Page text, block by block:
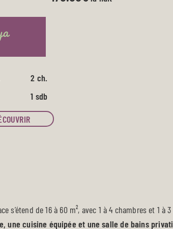
2 ch.
1 sdb
s’étend de 16 à 60 m², avec 1 à 4 chambres et 1 à
une cuisine équipée et une salle de bains